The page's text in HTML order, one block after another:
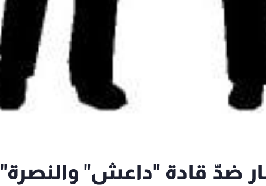
ضدّ قادة "داعش" والنصرة"